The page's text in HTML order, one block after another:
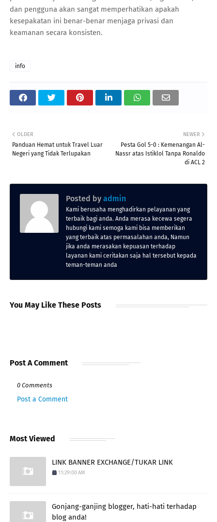
dan pengguna akan sangat memperhatikan apakah
kesepakatan ini benar-benar menjaga privasi dan
keamanan secara konsisten.
info
NEWER
Pesta Gol 5-0 : Kemenangan Al-
Nassr atas Istiklol Tanpa Ronaldo
di ACL 2
OLDER
Panduan Hemat untuk Travel Luar
Negeri yang Tidak Terlupakan
Posted by admin
Kami berusaha menghadirkan pelayanan yang
terbaik bagi anda. Anda merasa kecewa segera
hubungi kami semoga kami bisa memberikan
yang terbaik atas permasalahan anda, Namun
jika anda merasakan kepuasan terhadap
layanan kami ceritakan saja hal tersebut kepada
teman-teman anda
You May Like These Posts
Post A Comment
0 Comments
Post a Comment
Most Viewed
LINK BANNER EXCHANGE/TUKAR LINK
11:29:00 AM
Gonjang-ganjing blogger, hati-hati terhadap
blog anda!